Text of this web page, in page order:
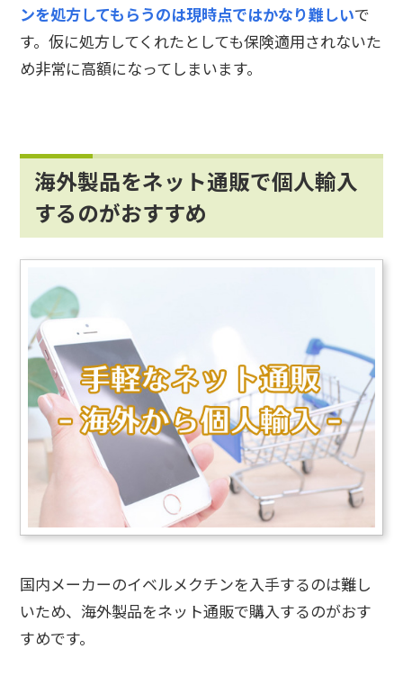
ンを処方してもらうのは現時点ではかなり難しいで
す。仮に処方してくれたとしても保険適用されないた
め非常に高額になってしまいます。
海外製品をネット通販で個人輸入
するのがおすすめ
国内メーカーのイベルメクチンを入手するのは難し
いため、海外製品をネット通販で購入するのがおす
すめです。